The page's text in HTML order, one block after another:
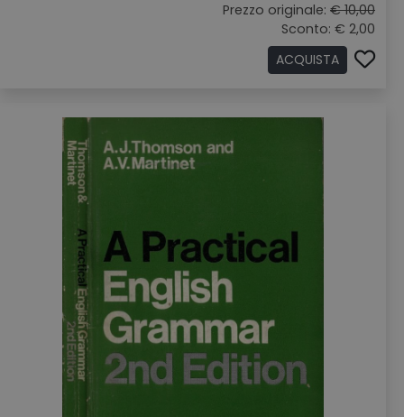
Prezzo originale: € 10,00
Sconto: € 2,00
ACQUISTA